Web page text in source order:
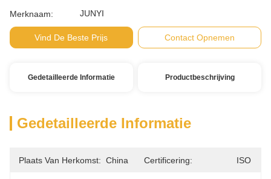
Merknaam: JUNYI
Vind De Beste Prijs Contact Opnemen
Gedetailleerde Informatie Productbeschrijving
Gedetailleerde Informatie
Plaats Van Herkomst: China Certificering: ISO